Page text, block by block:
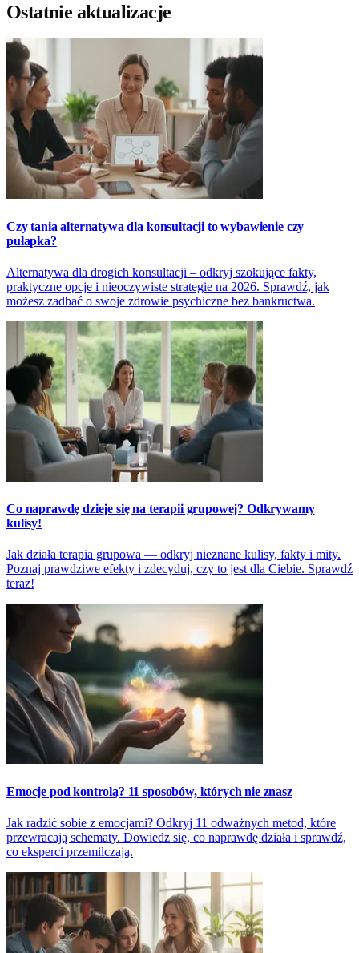
Ostatnie aktualizacje
Czy tania alternatywa dla konsultacji to wybawienie czy
pułapka?
Alternatywa dla drogich konsultacji – odkryj szokujące fakty,
praktyczne opcje i nieoczywiste strategie na 2026. Sprawdź, jak
możesz zadbać o swoje zdrowie psychiczne bez bankructwa.
Co naprawdę dzieje się na terapii grupowej? Odkrywamy
kulisy!
Jak działa terapia grupowa — odkryj nieznane kulisy, fakty i mity.
Poznaj prawdziwe efekty i zdecyduj, czy to jest dla Ciebie. Sprawdź
teraz!
Emocje pod kontrolą? 11 sposobów, których nie znasz
Jak radzić sobie z emocjami? Odkryj 11 odważnych metod, które
przewracają schematy. Dowiedz się, co naprawdę działa i sprawdź,
co eksperci przemilczają.